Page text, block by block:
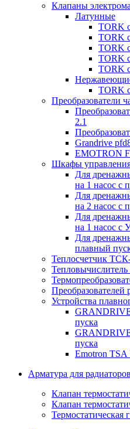
Клапаны
Латунные
TORK
TORK
TORK
TORK
TORK
TORK
Преобразователи
2.1
Grandrive
EMOTRON
Шкафы
Для
на 1 насос с
Для
на 2 насос с
Для
на 1 насос с
Для
плавный
Теплосчетчик
Устройства
GRANDRIVE
пуска
GRANDRIVE
пуска
Emotron TSA
Арматура для радиаторов
Клапан
Клапан
Термостатическая